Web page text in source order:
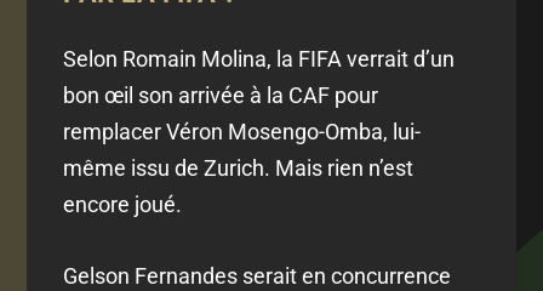
Selon Romain Molina, la FIFA verrait d’un
bon œil son arrivée à la CAF pour
remplacer Véron Mosengo-Omba, lui-
même issu de Zurich. Mais rien n’est
encore joué.
Gelson Fernandes serait en concurrence